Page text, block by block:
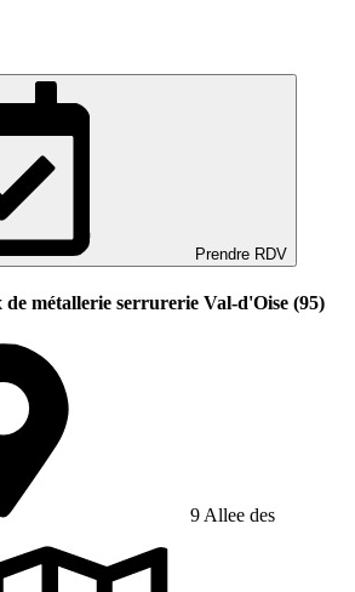
Prendre RDV
métallerie serrurerie Val-d'Oise (95)
9 Allee des